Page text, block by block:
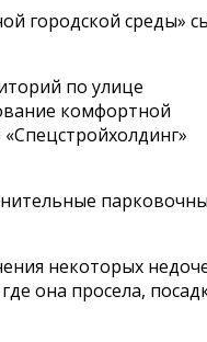
городской среды»
по улице
комфортной
некоторых
она просела,